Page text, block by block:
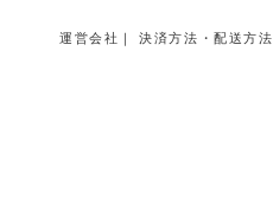
運営会社 ｜決済方法・配送方法